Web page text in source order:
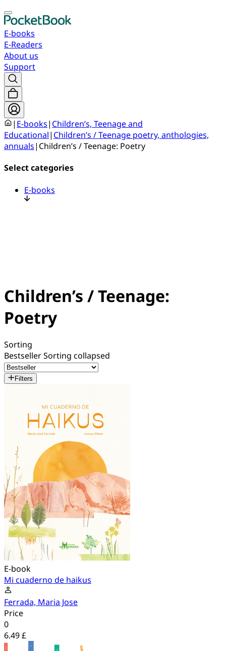
E-books
E-Readers
About us
Support
| E-books| Children’s, Teenage and
Educational| Children’s / Teenage poetry, anthologies,
annuals| Children’s / Teenage: Poetry
Select categories
E-books
Children’s / Teenage:
Poetry
Sorting
BestsellerSorting collapsed
Filters
E-book
Mi cuaderno de haikus
Ferrada, Maria Jose
Price
0
6.49 £